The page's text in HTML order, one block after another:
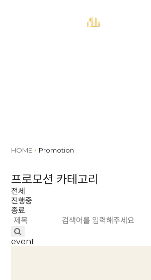
HOME Promotion
프로모션 카테고리
전체
진행중
종료
event